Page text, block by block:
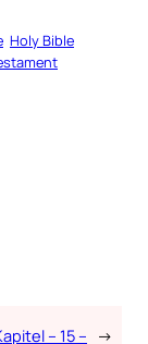
Holy Bible
– 15 – →